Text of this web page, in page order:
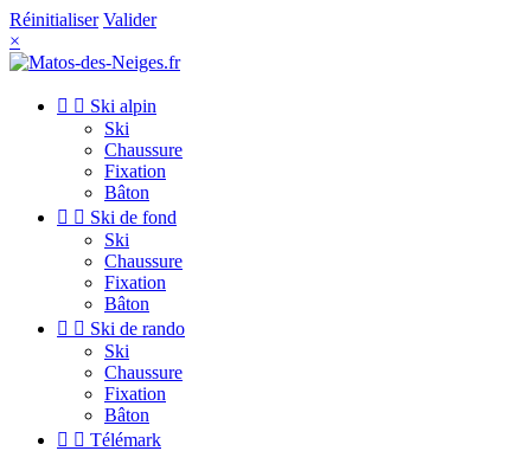
Réinitialiser Valider
×
  Ski alpin
Ski
Chaussure
Fixation
Bâton
  Ski de fond
Ski
Chaussure
Fixation
Bâton
  Ski de rando
Ski
Chaussure
Fixation
Bâton
  Télémark